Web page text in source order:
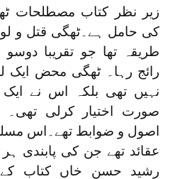
زیر نظر کتاب مصطلحات
کی حامل ہے۔ٹھگی قتل و
طریقہ تھا جو تقریبا
رائج رہا۔ ٹھگی محض ایک
نہیں تھی بلکہ اس نے
صورت اختیار کرلی تھی۔
اصول و ضوابط تھے۔اس
عقائد تھے جن کی پابندی
رشید حسن خاں کتاب